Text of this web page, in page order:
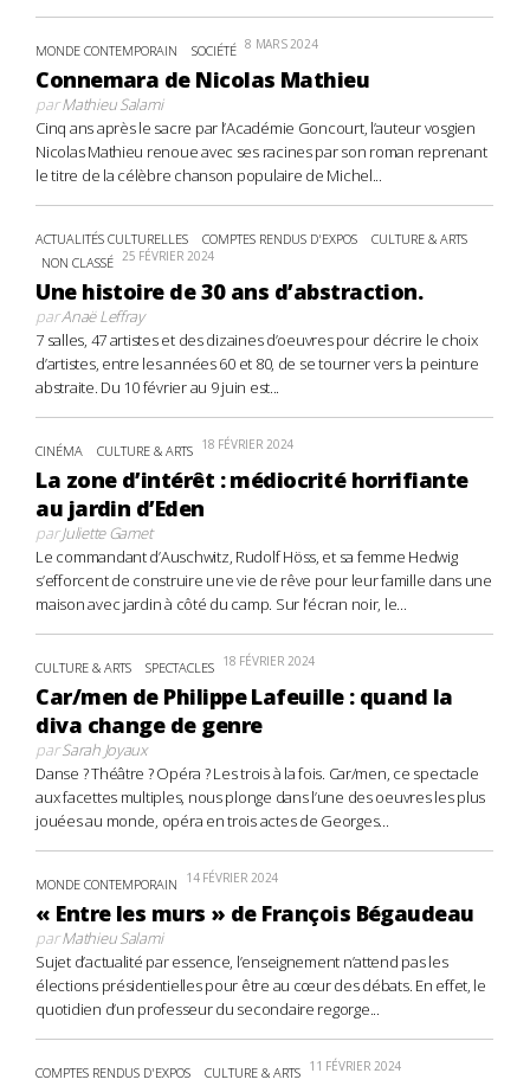
MONDE CONTEMPORAIN SOCIÉTÉ 8 MARS 2024
Connemara de Nicolas Mathieu
parMathieu Salami
Cinq ans après le sacre par l’Académie Goncourt, l’auteur vosgien
Nicolas Mathieu renoue avec ses racines par son roman reprenant
le titre de la célèbre chanson populaire de Michel...
ACTUALITÉS CULTURELLES COMPTES RENDUS D'EXPOS
CULTURE & ARTS
NON CLASSÉ 25 FÉVRIER 2024
Une histoire de 30 ans d’abstraction.
parAnaë Leffray
7 salles, 47 artistes et des dizaines d’oeuvres pour décrire le choix
d’artistes, entre les années 60 et 80, de se tourner vers la peinture
abstraite. Du 10 février au 9 juin est...
CINÉMA CULTURE & ARTS 18 FÉVRIER 2024
La zone d’intérêt : médiocrité horrifiante
au jardin d’Eden
parJuliette Gamet
Le commandant d’Auschwitz, Rudolf Höss, et sa femme Hedwig
s’efforcent de construire une vie de rêve pour leur famille dans une
maison avec jardin à côté du camp. Sur l’écran noir, le...
CULTURE & ARTS SPECTACLES 18 FÉVRIER 2024
Car/men de Philippe Lafeuille : quand la
diva change de genre
parSarah Joyaux
Danse ? Théâtre ? Opéra ? Les trois à la fois. Car/men, ce spectacle
aux facettes multiples, nous plonge dans l’une des oeuvres les plus
jouées au monde, opéra en trois actes de Georges...
MONDE CONTEMPORAIN 14 FÉVRIER 2024
« Entre les murs » de François Bégaudeau
parMathieu Salami
Sujet d’actualité par essence, l’enseignement n’attend pas les
élections présidentielles pour être au cœur des débats. En effet, le
quotidien d’un professeur du secondaire regorge...
COMPTES RENDUS D'EXPOS CULTURE & ARTS 11 FÉVRIER 2024